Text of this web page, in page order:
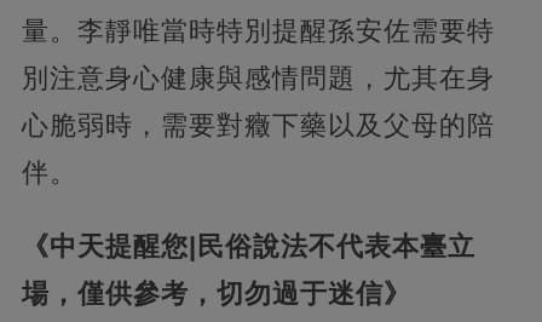
量。李靜唯當時特別提醒孫安佐需要特
別注意身心健康與感情問題，尤其在身
心脆弱時，需要對癥下藥以及父母的陪
伴。
《中天提醒您|民俗說法不代表本臺立
場，僅供參考，切勿過于迷信》